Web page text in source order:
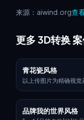
来源：aiwind.org查
更多 3D转换
青花瓷风格
以上传图片为精确视
纹。整个标志应作为一
品牌我的世界风格